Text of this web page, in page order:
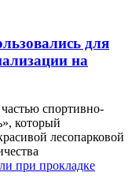
для
на
спортивно-
который
лесопарковой